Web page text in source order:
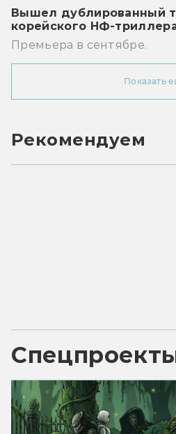
Вышел дублированный
корейского НФ-
Премьера в сентябре.
Показать
Рекомендуем